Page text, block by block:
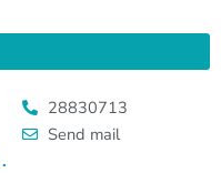
.
28830713
Send mail